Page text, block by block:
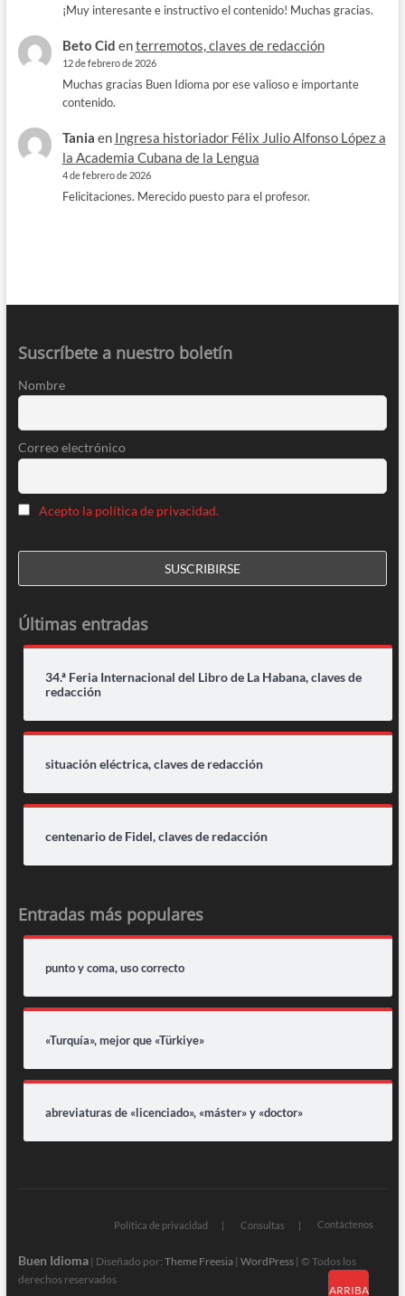
¡Muy interesante e instructivo el contenido! Muchas gracias.
Beto Cid enterremotos, claves de redacción
12 de febrero de 2026
Muchas gracias Buen Idioma por ese valioso e importante
contenido.
Tania en Ingresa historiador Félix Julio Alfonso López a
la Academia Cubana de la Lengua
4 de febrero de 2026
Felicitaciones. Merecido puesto para el profesor.
Suscríbete a nuestro boletín
Nombre
Correo electrónico
Acepto la política de privacidad.
Últimas entradas
34.ª Feria Internacional del Libro de La Habana, claves de
redacción
situación eléctrica, claves de redacción
centenario de Fidel, claves de redacción
Entradas más populares
punto y coma, uso correcto
«Turquía», mejor que «Türkiye»
abreviaturas de «licenciado», «máster» y «doctor»
Política de privacidad Consultas Contáctenos
Buen Idioma| Diseñado por: Theme Freesia| WordPress| © Todos los
derechos reservados
ARRIBA